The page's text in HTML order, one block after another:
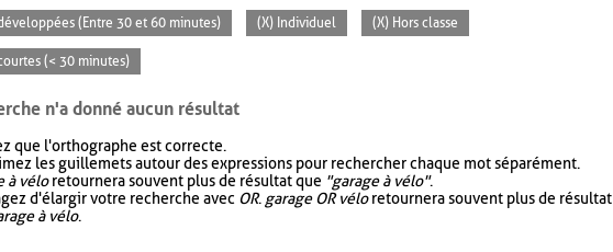
(Entre 30 et 60 minutes) (X) Individuel (X) Hors classe
(< 30 minutes)
n'a donné aucun résultat
que l'orthographe est correcte.
les guillemets autour des expressions pour rechercher chaque mot séparément.
à véloretournera souvent plus de résultat que "garage à vélo".
d'élargir votre recherche avec OR. garage OR véloretournera souvent plus de résultat
à vélo.